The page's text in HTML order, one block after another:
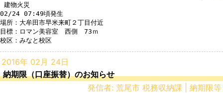
02/24 07:49頃発生
場所：大牟田市早米来町２丁目付近
目標：ロマン美容室　西側　73ｍ
2016年 02月 24日
納期限（口座振替）のお知らせ
発信者: 荒尾市 税務収納課 | 納期限等